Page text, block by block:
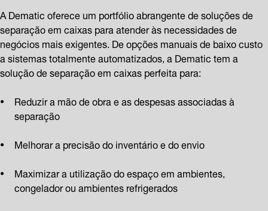
A Dematic oferece um portfólio abrangente de soluções de
separação em caixas para atender às necessidades de
negócios mais exigentes. De opções manuais de baixo custo
a sistemas totalmente automatizados, a Dematic tem a
solução de separação em caixas perfeita para:
Reduzir a mão de obra e as despesas associadas à
separação
Melhorar a precisão do inventário e do envio
Maximizar a utilização do espaço em ambientes,
congelador ou ambientes refrigerados